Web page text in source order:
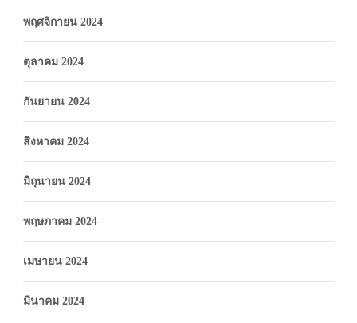
พฤศจิกายน 2024
ตุลาคม 2024
กันยายน 2024
สิงหาคม 2024
มิถุนายน 2024
พฤษภาคม 2024
เมษายน 2024
มีนาคม 2024